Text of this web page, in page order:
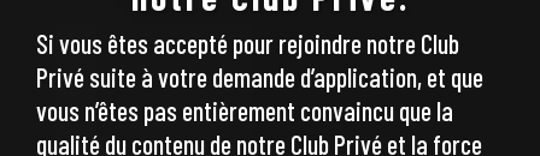
Si vous êtes accepté pour rejoindre notre Club
Privé suite à votre demande d’application, et que
vous n’êtes pas entièrement convaincu que la
qualité du contenu de notre Club Privé et la force